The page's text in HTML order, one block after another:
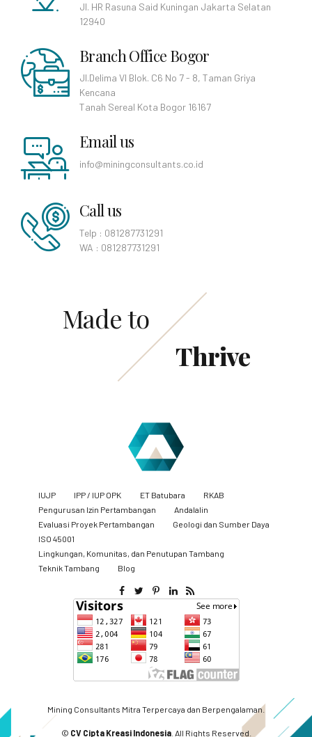
Jl. HR Rasuna Said Kuningan Jakarta Selatan
12940
Branch Office Bogor
Jl.Delima VI Blok. C6 No 7 - 8, Taman Griya
Kencana
Tanah Sereal Kota Bogor 16167
Email us
info@miningconsultants.co.id
Call us
Telp : 081287731291
WA : 081287731291
Made to
Thrive
IUJP IPP / IUP OPK ET Batubara
RKAB
Pengurusan Izin Pertambangan
Andalalin
Evaluasi Proyek Pertambangan
Geologi dan Sumber Daya
ISO 45001
Lingkungan, Komunitas, dan Penutupan Tambang
​Teknik Tambang
Blog
Mining Consultants Mitra Terpercaya dan Berpengalaman.
© CV Cipta Kreasi Indonesia. All Rights Reserved.